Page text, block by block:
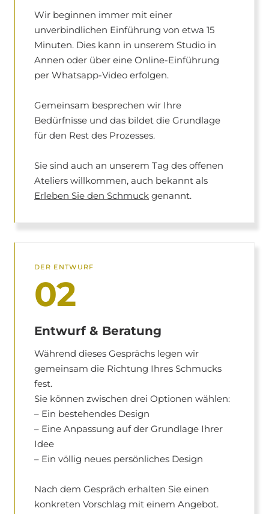
Wir beginnen immer mit einer
unverbindlichen Einführung von etwa 15
Minuten. Dies kann in unserem Studio in
Annen oder über eine Online-Einführung
per Whatsapp-Video erfolgen.
Gemeinsam besprechen wir Ihre
Bedürfnisse und das bildet die Grundlage
für den Rest des Prozesses.
Sie sind auch an unserem Tag des offenen
Ateliers willkommen, auch bekannt als
Erleben Sie den Schmuck genannt.
DER ENTWURF
02
Entwurf & Beratung
Während dieses Gesprächs legen wir
gemeinsam die Richtung Ihres Schmucks
fest.
Sie können zwischen drei Optionen wählen:
– Ein bestehendes Design
– Eine Anpassung auf der Grundlage Ihrer
Idee
– Ein völlig neues persönliches Design
Nach dem Gespräch erhalten Sie einen
konkreten Vorschlag mit einem Angebot.